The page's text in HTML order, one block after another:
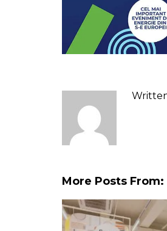
More Posts From: